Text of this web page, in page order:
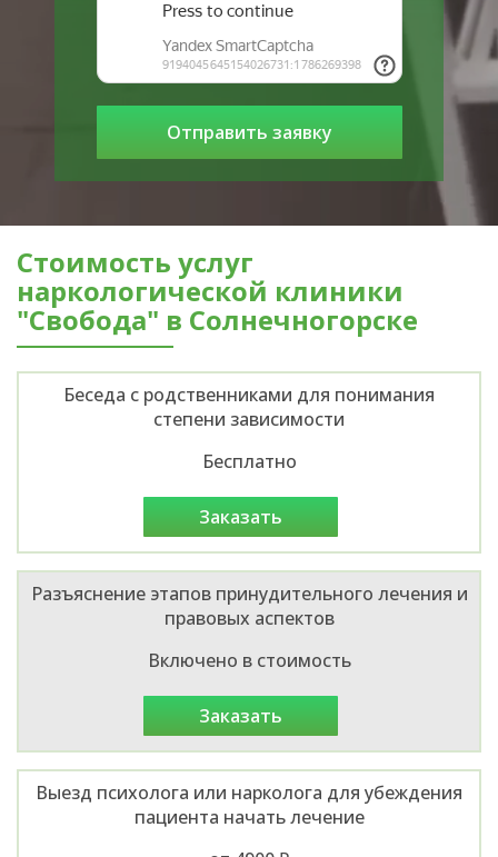
Стоимость услуг
наркологической клиники
"Свобода" в Солнечногорске
Беседа с родственниками для понимания
степени зависимости
Бесплатно
заказать
Разъяснение этапов принудительного лечения и
правовых аспектов
Включено в стоимость
заказать
Выезд психолога или нарколога для убеждения
пациента начать лечение